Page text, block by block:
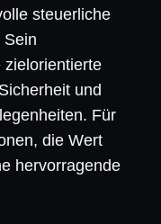
steuerliche
Sein
zielorientierte
und
Für
die Wert
hervorragende